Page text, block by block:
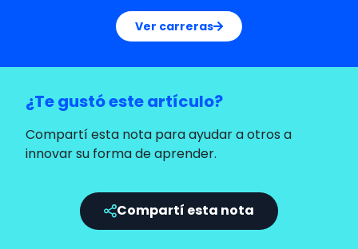
Ver carreras
¿Te gustó este artículo?
Compartí esta nota para ayudar a otros a
innovar su forma de aprender.
Compartí esta nota